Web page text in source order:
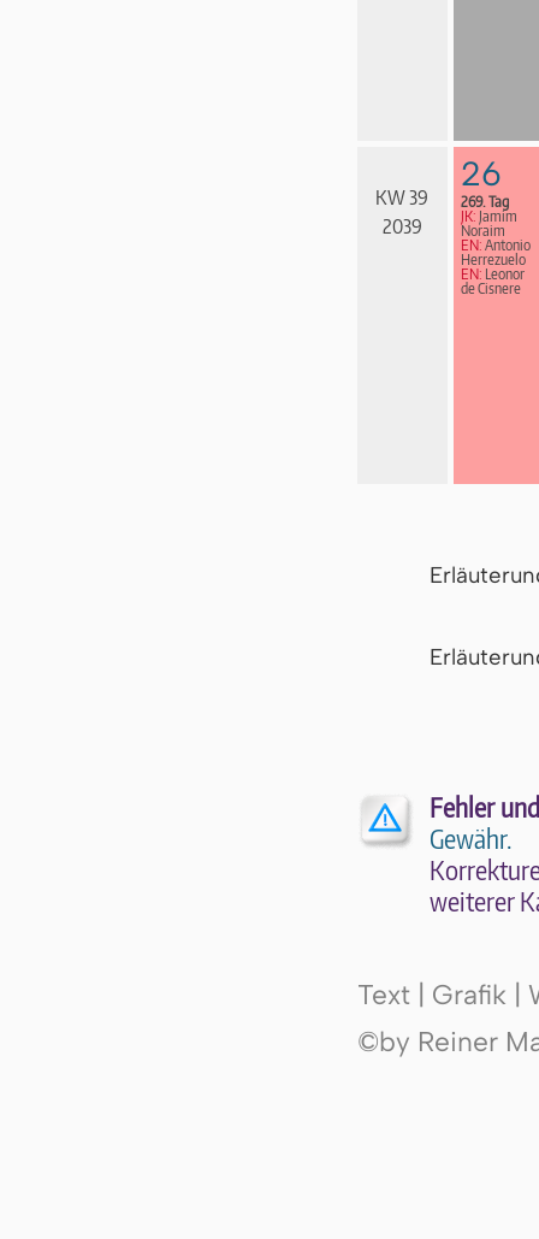
KW 39
2039
26
269. Tag
JK: Jamim
Noraim
EN: Antonio
Herrezuelo
EN: Leonor
de Cisnere
Fehler
Gewähr.
wei­te­rer
Text | Grafik |
©by Reiner